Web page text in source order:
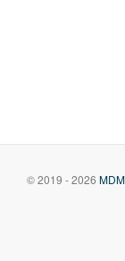
© 2019 - 2026